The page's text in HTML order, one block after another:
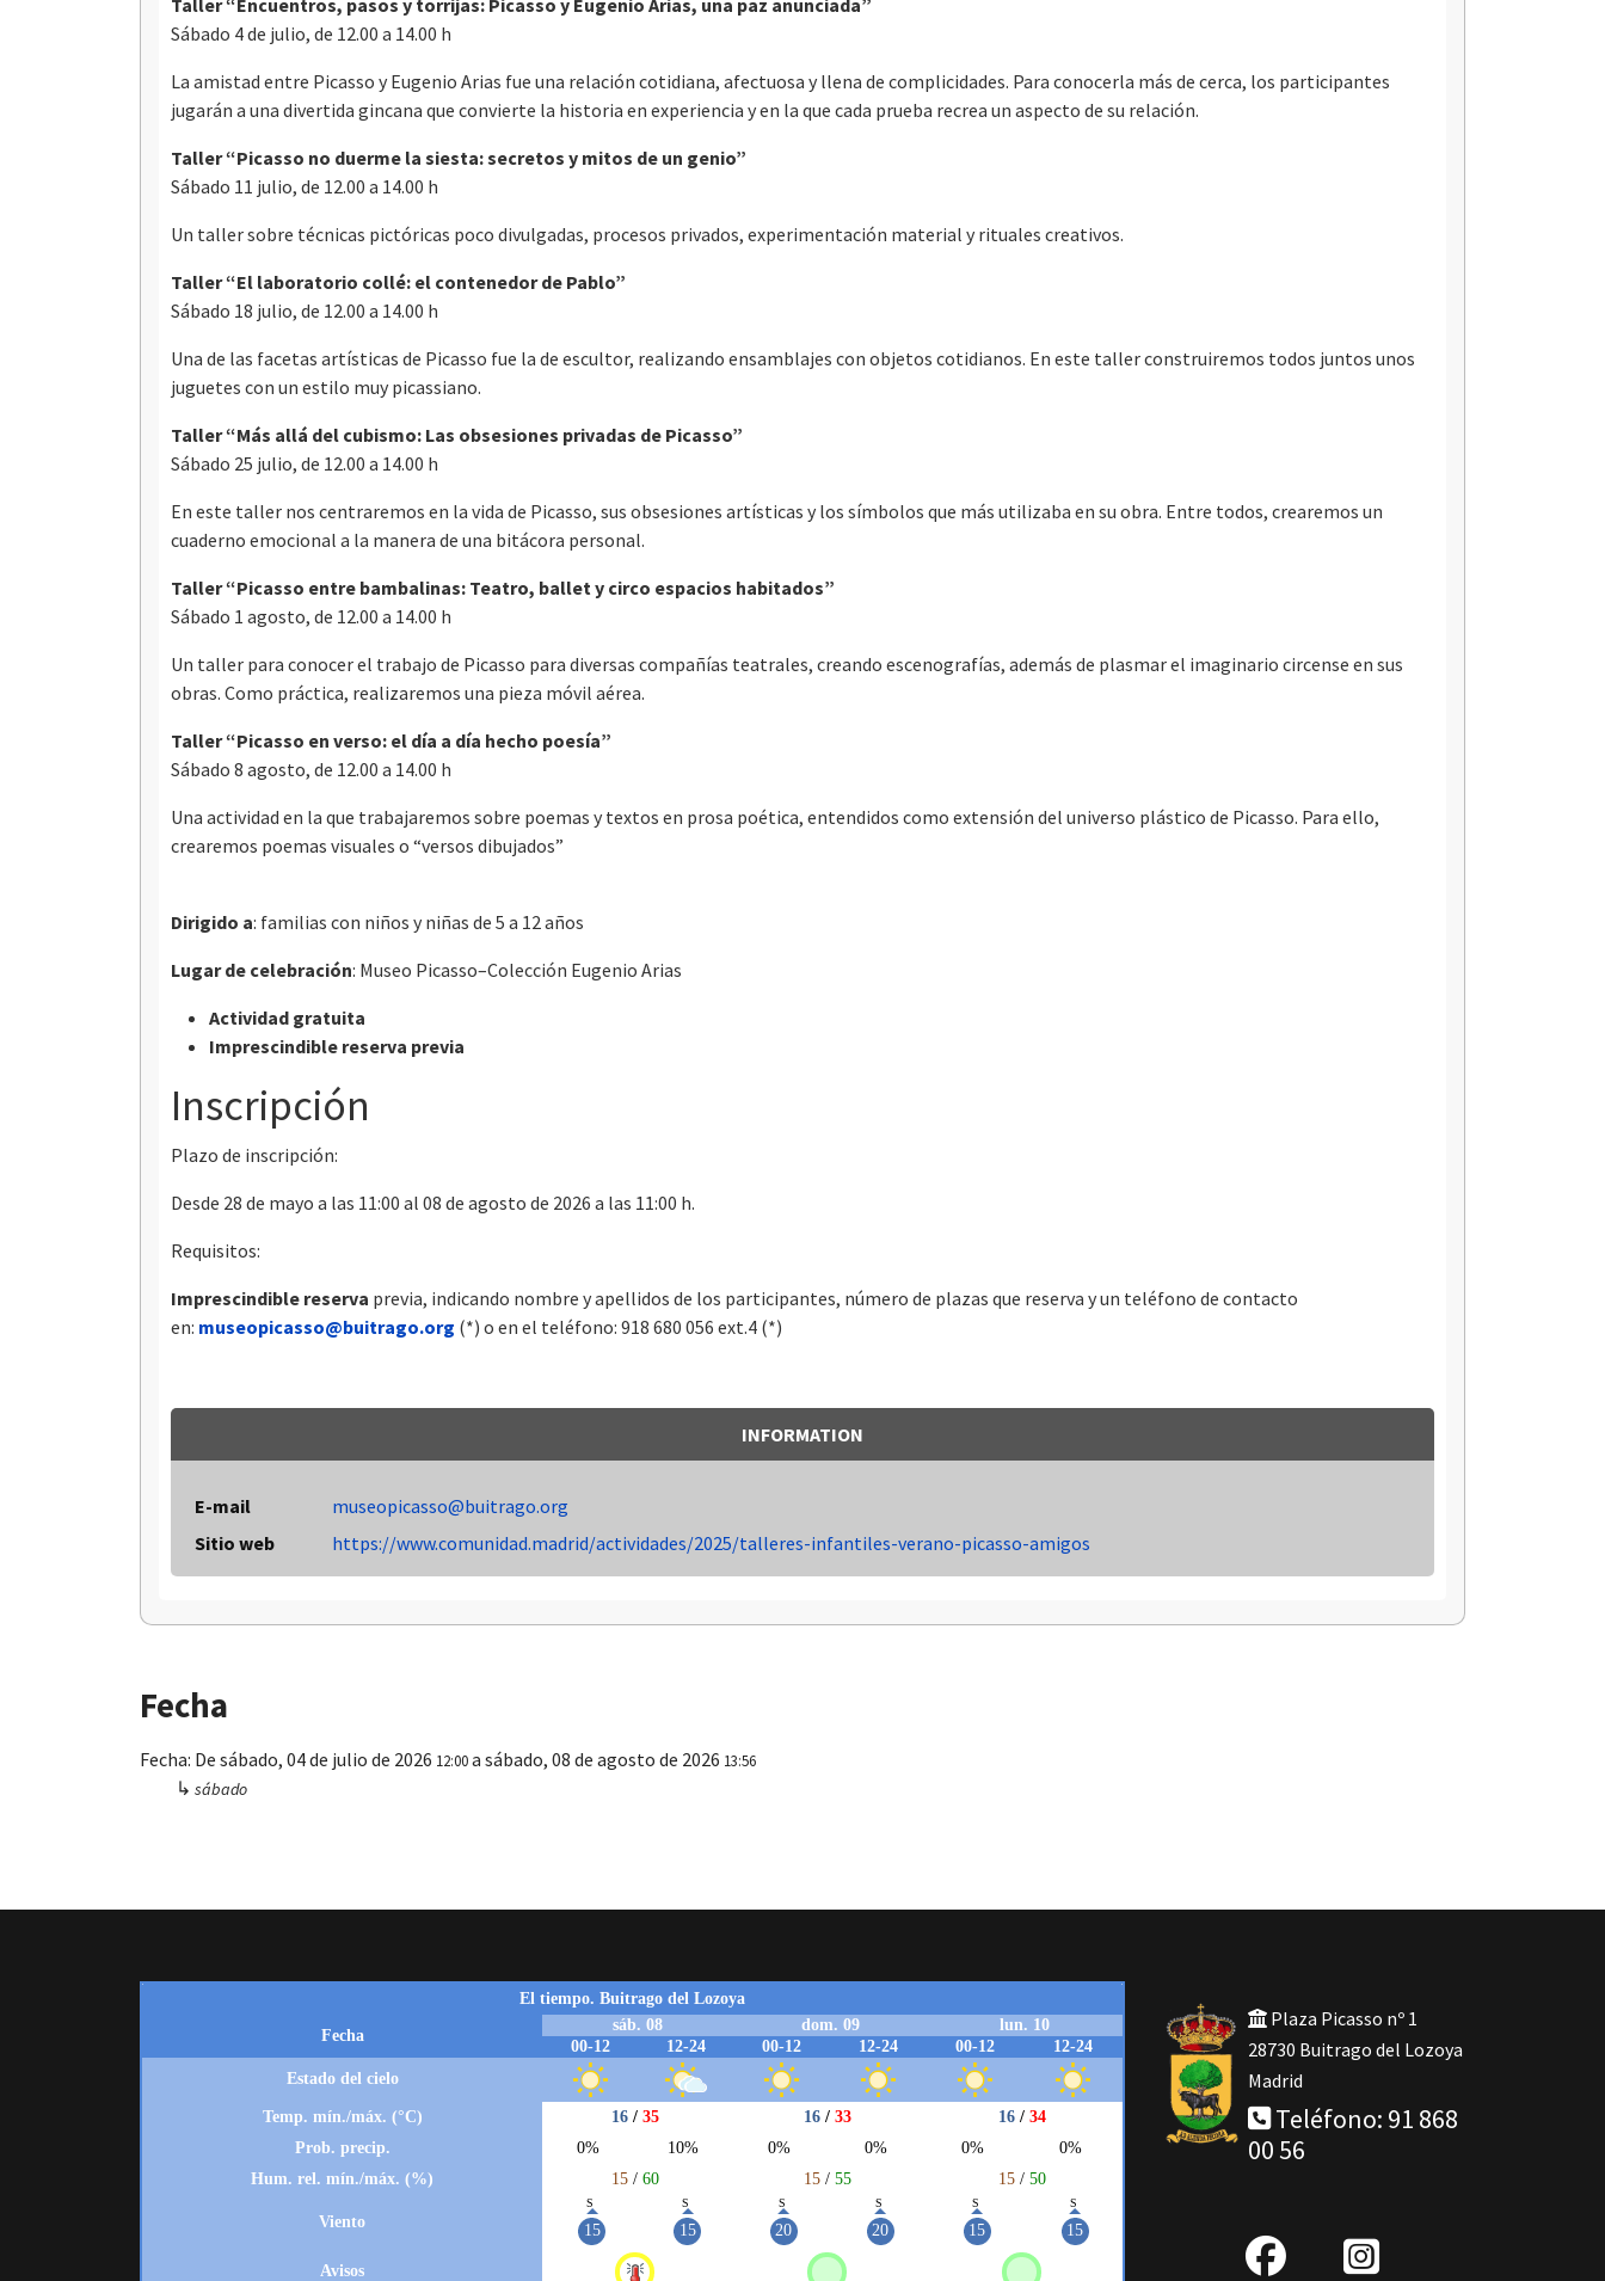
Sábado 4 de julio, de 12.00 a 14.00 h
La amistad entre Picasso y Eugenio Arias fue una relación cotidiana, afectuosa y llena de complicidades. Para conocerla más de cerca, los participantes
jugarán a una divertida gincana que convierte la historia en experiencia y en la que cada prueba recrea un aspecto de su relación.
Taller “Picasso no duerme la siesta: secretos y mitos de un genio”
Sábado 11 julio, de 12.00 a 14.00 h
Un taller sobre técnicas pictóricas poco divulgadas, procesos privados, experimentación material y rituales creativos.
Taller “El laboratorio collé: el contenedor de Pablo”
Sábado 18 julio, de 12.00 a 14.00 h
Una de las facetas artísticas de Picasso fue la de escultor, realizando ensamblajes con objetos cotidianos. En este taller construiremos todos juntos unos
juguetes con un estilo muy picassiano.
Taller “Más allá del cubismo: Las obsesiones privadas de Picasso”
Sábado 25 julio, de 12.00 a 14.00 h
En este taller nos centraremos en la vida de Picasso, sus obsesiones artísticas y los símbolos que más utilizaba en su obra. Entre todos, crearemos un
cuaderno emocional a la manera de una bitácora personal.
Taller “Picasso entre bambalinas: Teatro, ballet y circo espacios habitados”
Sábado 1 agosto, de 12.00 a 14.00 h
Un taller para conocer el trabajo de Picasso para diversas compañías teatrales, creando escenografías, además de plasmar el imaginario circense en sus
obras. Como práctica, realizaremos una pieza móvil aérea.
Taller “Picasso en verso: el día a día hecho poesía”
Sábado 8 agosto, de 12.00 a 14.00 h
Una actividad en la que trabajaremos sobre poemas y textos en prosa poética, entendidos como extensión del universo plástico de Picasso. Para ello,
crearemos poemas visuales o “versos dibujados”
Dirigido a: familias con niños y niñas de 5 a 12 años
Lugar de celebración: Museo Picasso–Colección Eugenio Arias
Actividad gratuita
Imprescindible reserva previa
Inscripción
Plazo de inscripción:
Desde 28 de mayo a las 11:00 al 08 de agosto de 2026 a las 11:00 h.
Requisitos:
Imprescindible reserva previa, indicando nombre y apellidos de los participantes, número de plazas que reserva y un teléfono de contacto
en: museopicasso@buitrago.org (*) o en el teléfono: 918 680 056 ext.4 (*)
INFORMATION
E-mail
museopicasso@buitrago.org
Sitio web
https://www.comunidad.madrid/actividades/2025/talleres-infantiles-verano-picasso-amigos
Fecha
Fecha: De sábado, 04 de julio de 2026 12:00a sábado, 08 de agosto de 2026 13:56
↳ sábado
Plaza Picasso nº 1
28730 Buitrago del Lozoya
Madrid
Teléfono: 91 868
00 56
fab IG